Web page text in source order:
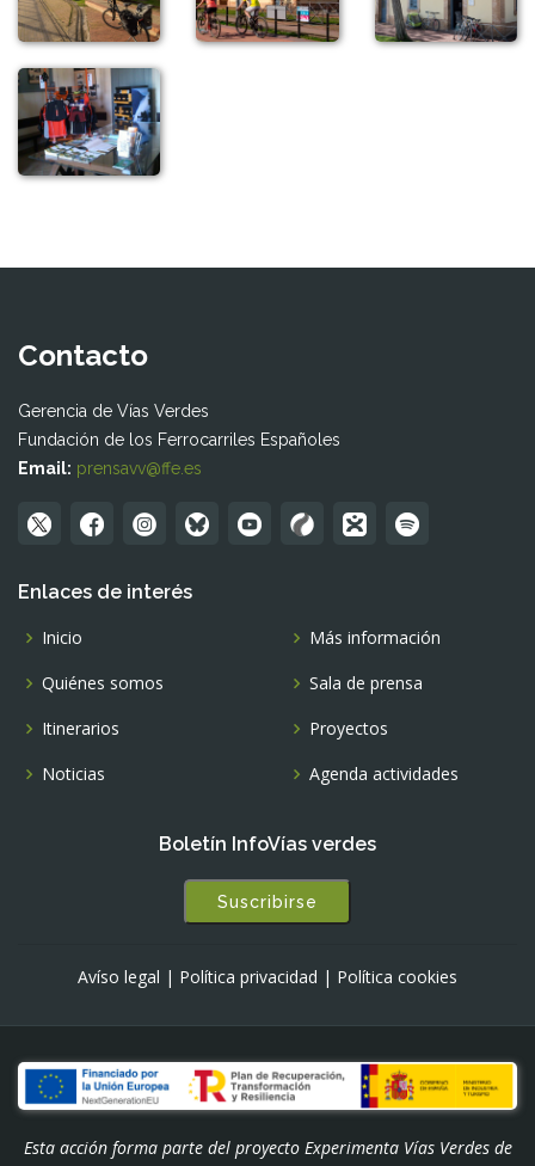
Contacto
Gerencia de Vías Verdes
Fundación de los Ferrocarriles Españoles
Email: prensavv@ffe.es
Enlaces de interés
Inicio
Quiénes somos
Itinerarios
Noticias
Más información
Sala de prensa
Proyectos
Agenda actividades
Boletín InfoVías verdes
Suscribirse
Avíso legal | Política privacidad | Política cookies
Esta acción forma parte del proyecto Experimenta Vías Verdes de